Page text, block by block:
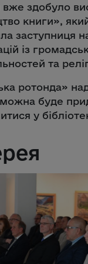
здобуло
книги»,
заступниця
із
та
ротонда»
можна буде
у